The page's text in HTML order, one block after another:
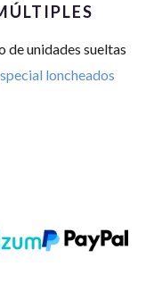
de unidades sueltas
loncheados